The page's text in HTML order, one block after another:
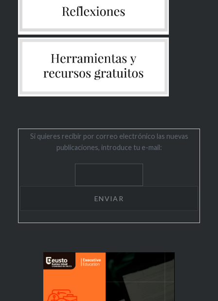
Si quieres recibir por correo electrónico las nuevas
publicaciones, introduce tu e-mail: